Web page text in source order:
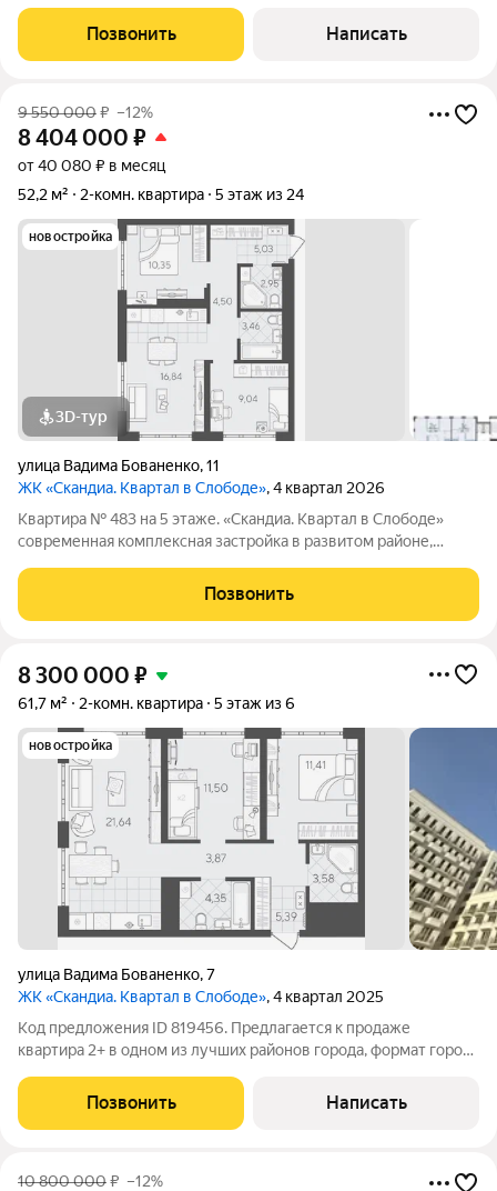
и расставить мебель. В просторной кухне-гостиной удобно
готовить, устраивать
Позвонить Написать
9 550 000₽ –12%
8 404 000 ₽
от 40 080 ₽ в месяц
52,2 м²
2-комн. квартира 5 этаж из 24
новостройка
3D-тур
улица Вадима Бованенко,11
ЖК «Скандиа. Квартал в Слободе», 4 квартал 2026
Квартира № 483 на 5 этаже. «Скандиа. Квартал в Слободе»
современная комплексная застройка в развитом районе,
многоуровневых паркингов. Доминантами проекта станут две
24-этажные секции. Квартал
Позвонить
8 300 000 ₽
61,7 м² 2-комн. квартира 5 этаж из 6
новостройка
улица Вадима Бованенко,7
ЖК «Скандиа. Квартал в Слободе», 4 квартал 2025
Код предложения ID 819456. Предлагается к продаже
квартира 2+ в одном из лучших районов города, формат город
инфраструктура в шаговой доступности, не более 7 минут
пешком. Детские сады в соседнем
Позвонить Написать
10 800 000₽ –12%